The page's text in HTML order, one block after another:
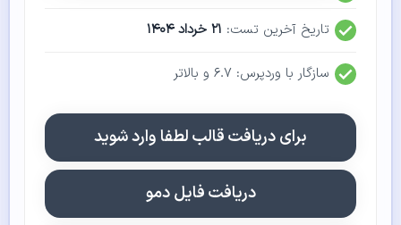
تاریخ آخرین تست: ۲۱ خرداد ۱۴۰۴
سازگار با وردپرس: ۶.۷ و بالاتر
برای دریافت قالب لطفا وارد شوید
دریافت فایل دمو